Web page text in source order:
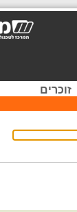
זוכרים